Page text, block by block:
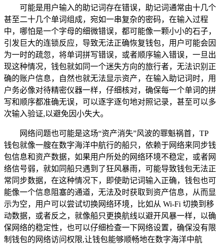
可能是用户输入的助记词存在错误，助记词通常由十几个
甚至二十几个单词组成，宛如一串复杂的密码，在输入过程
中，哪怕是一个字母的细微错误，都可能像一颗小小的石子，
引发巨大的连锁反应，导致无法正确恢复钱包，用户可能会因
为一时的疏忽，将单词拼写错误，或者顺序输入错误，一旦出
现这种情况，钱包就如同一个迷失方向的旅行者，无法识别正
确的账户信息，自然也就无法显示资产，在输入助记词时，用
户务必像对待精密仪器一样，仔细核对，确保每一个单词的拼
写和顺序都准确无误，可以逐字逐句地对照记录，甚至可以多
次输入验证,以避免因小失大。
网络问题也可能是这场“资产消失”风波的罪魁祸首，TP
钱包就像一艘在数字海洋中航行的船只，依赖于网络来同步钱
包信息和资产数据，如果用户所处的网络环境不稳定，或者网
络信号弱，就如同船只遇到了狂风暴雨，可能导致钱包无法正
常同步数据，在这种情况下，即使助记词输入正确，钱包也可
能像一个信息阻塞的通道，无法及时获取到资产信息，从而显
示为空，用户可以尝试切换网络环境，比如从 Wi-Fi 切换到移
动数据，或者反之，就像船只更换航线以避开风暴一样，以确
保网络的稳定性，也可以仔细检查一下网络设置，确保没有限
制钱包的网络访问权限,让钱包能够顺畅地在数字海洋中航